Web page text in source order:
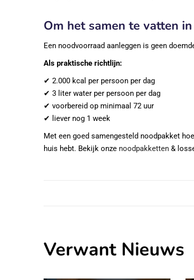
Om het samen te vatten
Een noodvoorraad aanleggen is geen
Als praktische richtlijn:
✔ 2.000 kcal per persoon per dag
✔ 3 liter water per persoon per dag
✔ voorbereid op minimaal 72 uur
✔ liever nog 1 week
Met een goed samengesteld noodpakket
huis hebt. Bekijk onze noodpakketten &
Verwant Nieuws